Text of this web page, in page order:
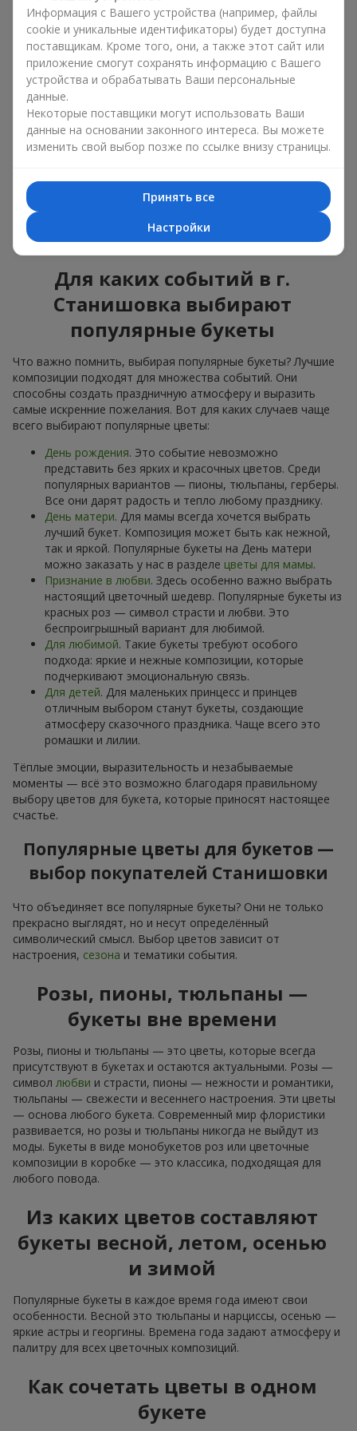
ошибиться с выбором, идеальный вариант —
универсальный букет. Это композиции, которые
подходят для любого возраста и пола, а их состав
можно адаптировать под любое мероприятие.
Массовые цветочные предпочтения. Пионы,
тюльпаны, ромашки — это популярные букеты,
которые остаются привлекательными для
покупателей. Они не только прекрасно выглядят, но и
отражают атмосферу свежести и природной красоты.
композиции всегда остаются в списке самых
востребованных. Если вы хотите быть уверенными в своём
выборе, смело обращайтесь к этим проверенным временем
цветам.
Для каких событий в г.
Станишовка выбирают
популярные букеты
Что важно помнить, выбирая популярные букеты? Лучшие
композиции подходят для множества событий. Они
способны создать праздничную атмосферу и выразить
самые искренние пожелания. Вот для каких случаев чаще
всего выбирают популярные цветы:
День рождения. Это событие невозможно
представить без ярких и красочных цветов. Среди
популярных вариантов — пионы, тюльпаны, герберы.
Все они дарят радость и тепло любому празднику.
День матери. Для мамы всегда хочется выбрать
лучший букет. Композиция может быть как нежной,
так и яркой. Популярные букеты на День матери
можно заказать у нас в разделе цветы для мамы.
Признание в любви. Здесь особенно важно выбрать
настоящий цветочный шедевр. Популярные букеты из
красных роз — символ страсти и любви. Это
беспроигрышный вариант для любимой.
Для любимой. Такие букеты требуют особого
подхода: яркие и нежные композиции, которые
подчеркивают эмоциональную связь.
Для детей. Для маленьких принцесс и принцев
отличным выбором станут букеты, создающие
атмосферу сказочного праздника. Чаще всего это
ромашки и лилии.
Тёплые эмоции, выразительность и незабываемые
моменты — всё это возможно благодаря правильному
выбору цветов для букета, которые приносят настоящее
счастье.
Популярные цветы для букетов —
выбор покупателей Станишовки
Что объединяет все популярные букеты? Они не только
прекрасно выглядят, но и несут определённый
символический смысл. Выбор цветов зависит от
настроения, сезона и тематики события.
Розы, пионы, тюльпаны —
букеты вне времени
Розы, пионы и тюльпаны — это цветы, которые всегда
присутствуют в букетах и остаются актуальными. Розы —
символ любви и страсти, пионы — нежности и романтики,
тюльпаны — свежести и весеннего настроения. Эти цветы
— основа любого букета. Современный мир флористики
развивается, но розы и тюльпаны никогда не выйдут из
моды. Букеты в виде монобукетов роз или цветочные
композиции в коробке — это классика, подходящая для
любого повода.
Из каких цветов составляют
букеты весной, летом, осенью
и зимой
Популярные букеты в каждое время года имеют свои
особенности. Весной это тюльпаны и нарциссы, осенью —
яркие астры и георгины. Времена года задают атмосферу и
палитру для всех цветочных композиций.
Как сочетать цветы в одном
букете
Информация с Вашего устройства (например, файлы
cookie и уникальные идентификаторы) будет доступна
поставщикам. Кроме того, они, а также этот сайт или
приложение смогут сохранять информацию с Вашего
устройства и обрабатывать Ваши персональные
данные.
Некоторые поставщики могут использовать Ваши
данные на основании законного интереса. Вы можете
изменить свой выбор позже по ссылке внизу страницы.
Принять все
Настройки